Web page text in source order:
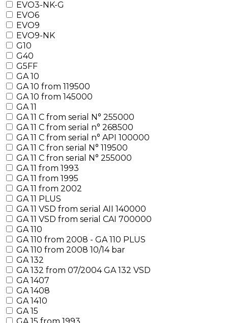
EVO3-NK-G
EVO6
EVO9
EVO9-NK
G10
G40
G5FF
GA 10
GA 10 from 119500
GA 10 from 145000
GA 11
GA 11 C from serial N° 255000
GA 11 C from serial n° 268500
GA 11 C from serial n° API 100000
GA 11 C fron serial N° 119500
GA 11 C fron serial N° 255000
GA 11 from 1993
GA 11 from 1995
GA 11 from 2002
GA 11 PLUS
GA 11 VSD from serial AII 140000
GA 11 VSD from serial CAI 700000
GA 110
GA 110 from 2008 - GA 110 PLUS
GA 110 from 2008 10/14 bar
GA 132
GA 132 from 07/2004 GA 132 VSD
GA 1407
GA 1408
GA 1410
GA 15